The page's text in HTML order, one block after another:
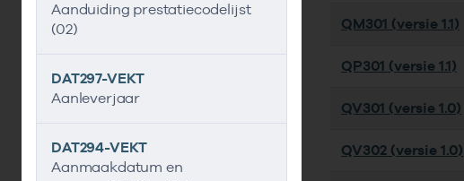
Aanduiding prestatiecodelijst
(02)
DAT297-VEKT
Aanleverjaar
DAT294-VEKT
Aanmaakdatum en
QM301 (versie 1.1)
QP301 (versie 1.1)
QV301 (versie 1.0)
QV302 (versie 1.0)